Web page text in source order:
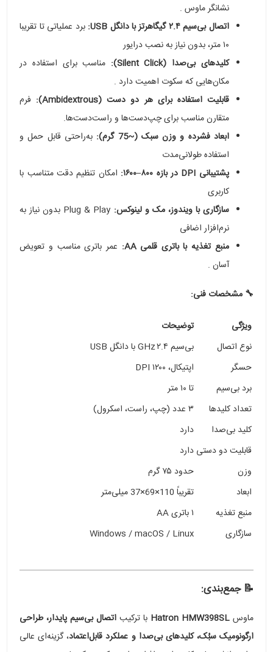
نشانگر ماوس .
اتصال بی‌سیم ۲.۴ گیگاهرتز با دانگل USB:
برد عملیاتی تا تقریبا
۱۰ متر، بدون نیاز به نصب درایور
کلیدهای بی‌صدا (Silent Click):
مناسب برای استفاده در
مکان‌هایی که سکوت اهمیت دارد .
قابلیت استفاده برای هر دو دست (Ambidextrous):
فرم
متقارن مناسب برای چپ‌دست‌ها و راست‌دست‌ها.
ابعاد فشرده و وزن سبک (~75 گرم):
به‌راحتی قابل حمل و
استفاده طولانی‌مدت
پشتیبانی DPI در بازه ۸۰۰–۱۶۰۰:
امکان تنظیم دقت متناسب با
کاربری
سازگاری با ویندوز، مک و لینوکس:
Plug & Play بدون نیاز به
نرم‌افزار اضافی
منبع تغذیه با باتری قلمی AA:
عمر باتری مناسب و تعویض
آسان .
🔧 مشخصات فنی:
ویژگی
توضیحات
نوع اتصال
بی‌سیم ۲.۴ GHz با دانگل USB
حسگر
اپتیکال، ۱۲۰۰ DPI
برد بی‌سیم
تا ۱۰ متر
تعداد کلیدها
۳ عدد (چپ، راست، اسکرول)
کلید بی‌صدا
دارد
قابلیت دو دستی دارد
وزن
حدود ۷۵ گرم
ابعاد
تقریباً 110×69×37 میلی‌متر
منبع تغذیه
۱ باتری AA
سازگاری
Windows / macOS / Linux
📝 جمع‌بندی:
ماوسHatron HMW398SL با ترکیب اتصال بی‌سیم پایدار، طراحی
ارگونومیک سبُک، کلیدهای بی‌صدا و عملکرد قابل‌اعتماد، گزینه‌ای عالی